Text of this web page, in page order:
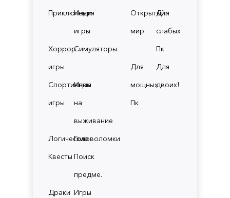
Приключения
Инди
игры
Хоррор
игры
Симуляторы
Спортивные
игры
Игры
на
выживание
ЛогическиеГоловоломки
Квесты Поиск
предме.
Драки Игры
Открытый
мир
Для
слабых
Пк
Для
мощных
Пк
Для
двоих!